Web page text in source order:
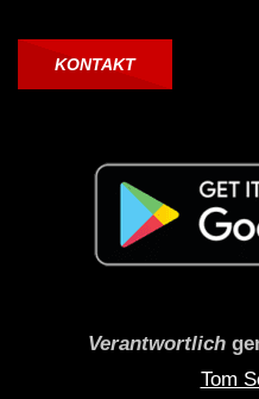
KONTAKT
Verantwortlich
Tom